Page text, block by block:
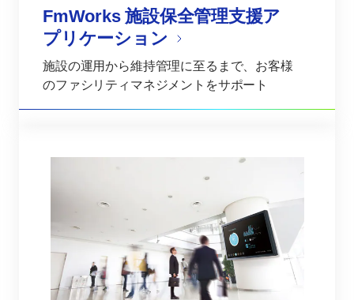
FmWorks 施設保全管理支援ア
プリケーション
施設の運用から維持管理に至るまで、お客様
のファシリティマネジメントをサポート